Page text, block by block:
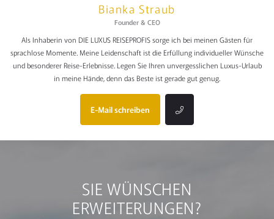
Bianka Straub
Founder & CEO
Als Inhaberin von DIE LUXUS REISEPROFIS sorge ich bei meinen Gästen für
sprachlose Momente. Meine Leidenschaft ist die Erfüllung individueller Wünsche
und besonderer Reise-Erlebnisse. Legen Sie Ihren unvergesslichen Luxus-Urlaub
in meine Hände, denn das Beste ist gerade gut genug.
E-Mail schreiben
SIE WÜNSCHEN
ERWEITERUNGEN?